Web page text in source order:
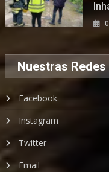
Nuestras Redes
Facebook
Instagram
Twitter
Email